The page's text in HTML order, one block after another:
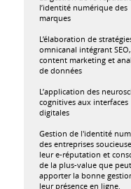
l’identité numérique des
marques
L’élaboration de
omnicanal intégrant SEO,
content marketing et
de données
L’application des
cognitives aux interfaces
digitales
Gestion de l'identité
des entreprises
leur e-réputation et
de la plus-value que peut
apporter la bonne
leur présence en ligne.